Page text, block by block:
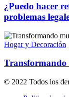
¿Puedo hacer
problemas
Hogar y Decoración
Transformando
© 2022 Todos los